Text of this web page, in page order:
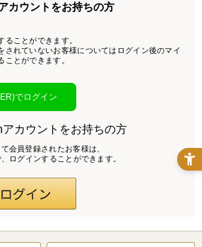
カウントをお持ちの方
ることができます。
されていないお客様についてはログイン後のマイ
ことができます。
でログイン
カウントをお持ちの方
会員登録されたお客様は、
ログインすることができます。